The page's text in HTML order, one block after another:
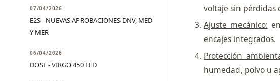
07/04/2026
E2S - NUEVAS APROBACIONES DNV, MED
Y MER
06/04/2026
DOSE - VIRGO 450 LED
voltaje sin pérdidas
Ajuste mecánico:
encajes integrados.
Protección
humedad, polvo u